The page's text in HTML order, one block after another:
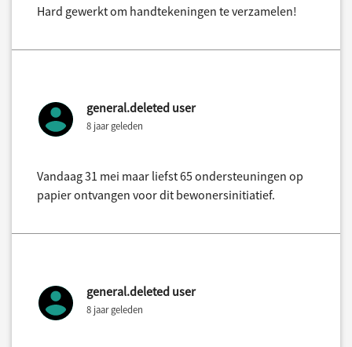
Hard gewerkt om handtekeningen te verzamelen!
general.deleted user
8 jaar geleden
Vandaag 31 mei maar liefst 65 ondersteuningen op
papier ontvangen voor dit bewonersinitiatief.
general.deleted user
8 jaar geleden